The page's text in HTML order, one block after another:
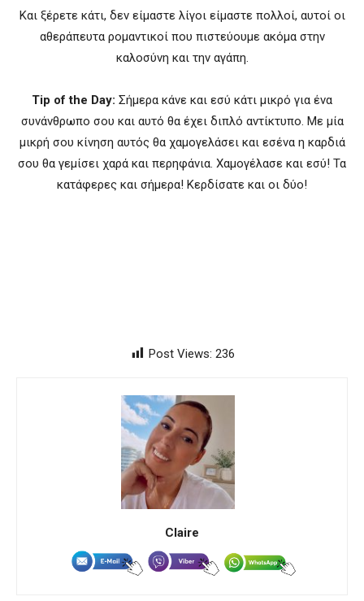
Και ξέρετε κάτι, δεν είμαστε λίγοι είμαστε πολλοί, αυτοί οι
αθεράπευτα ρομαντικοί που πιστεύουμε ακόμα στην
καλοσύνη και την αγάπη.
Tip of the Day: Σήμερα κάνε και εσύ κάτι μικρό για ένα
συνάνθρωπο σου και αυτό θα έχει διπλό αντίκτυπο. Με μία
μικρή σου κίνηση αυτός θα χαμογελάσει και εσένα η καρδιά
σου θα γεμίσει χαρά και περηφάνια. Χαμογέλασε και εσύ! Τα
κατάφερες και σήμερα! Κερδίσατε και οι δύο!
Post Views: 236
Claire